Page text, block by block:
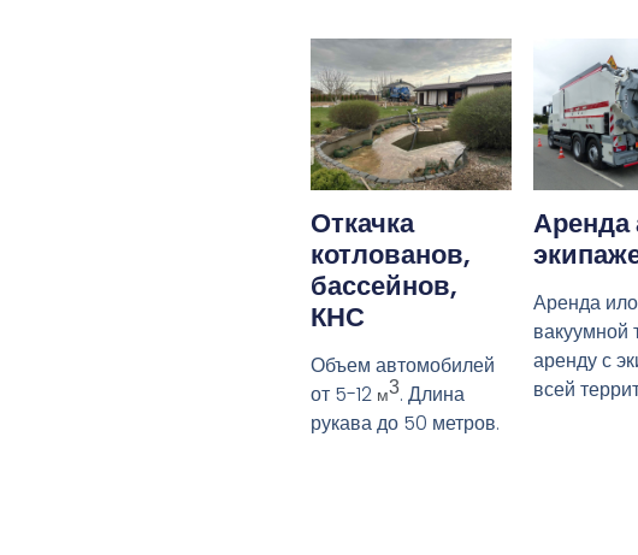
Откачка
котлованов,
бассейнов,
КНС
Объем автомобилей
от 5-12 м3. Длина
рукава до 50 метров.
Аренда
Аренда
вакуумной
аренду с
всей